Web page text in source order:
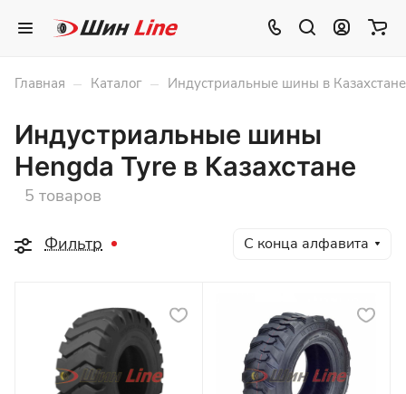
Главная – Каталог – Индустриальные шины в Казахстане
Индустриальные шины
Hengda Tyre в Казахстане
5 товаров
Фильтр С конца алфавита